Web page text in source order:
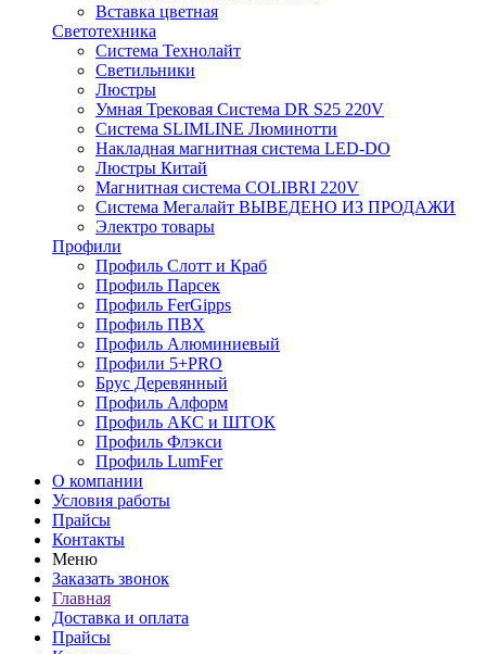
Вставка цветная
Светотехника
Система Технолайт
Светильники
Люстры
Умная Трековая Система DR S25 220V
Система SLIMLINE Люминотти
Накладная магнитная система LED-DO
Люстры Китай
Магнитная система COLIBRI 220V
Система Мегалайт ВЫВЕДЕНО ИЗ ПРОДАЖИ
Электро товары
Профили
Профиль Слотт и Краб
Профиль Парсек
Профиль FerGipps
Профиль ПВХ
Профиль Алюминиевый
Профили 5+PRO
Брус Деревянный
Профиль Алформ
Профиль АКС и ШТОК
Профиль Флэкси
Профиль LumFer
О компании
Условия работы
Прайсы
Контакты
Меню
Заказать звонок
Главная
Доставка и оплата
Прайсы